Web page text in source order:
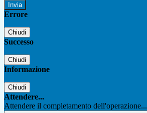
Errore
Chiudi
Successo
Chiudi
Informazione
Chiudi
Attendere...
Attendere il completamento dell'operazione...